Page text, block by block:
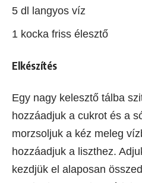
5 dl langyos víz
1 kocka friss élesztő
Elkészítés
Egy nagy kelesztő tálba
hozzáadjuk a cukrot és a
morzsoljuk a kéz meleg
hozzáadjuk a liszthez.
kezdjük el alaposan